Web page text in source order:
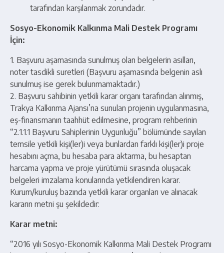
tarafından karşılanmak zorundadır.
Sosyo-Ekonomik Kalkınma Mali Destek Programı
İçin:
1. Başvuru aşamasında sunulmuş olan belgelerin asılları,
noter tasdikli suretleri (Başvuru aşamasında belgenin aslı
sunulmuş ise gerek bulunmamaktadır.)
2. Başvuru sahibinin yetkili karar organı tarafından alınmış,
Trakya Kalkınma Ajansı’na sunulan projenin uygulanmasına,
eş-finansmanın taahhüt edilmesine, program rehberinin
“2.1.1.1 Başvuru Sahiplerinin Uygunluğu” bölümünde sayılan
temsile yetkili kişi(ler)i veya bunlardan farklı kişi(ler)i proje
hesabını açma, bu hesaba para aktarma, bu hesaptan
harcama yapma ve proje yürütümü sırasında oluşacak
belgeleri imzalama konularında yetkilendiren karar.
Kurum/kuruluş bazında yetkili karar organları ve alınacak
kararın metni şu şekildedir:
Karar metni:
“2016 yılı Sosyo-Ekonomik Kalkınma Mali Destek Programı